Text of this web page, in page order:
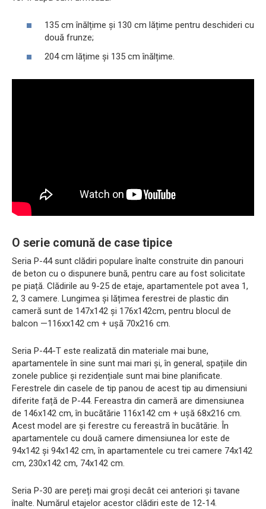
135 cm înălțime și 130 cm lățime pentru deschideri cu
două frunze;
204 cm lățime și 135 cm înălțime.
O serie comună de case tipice
Seria P-44 sunt clădiri populare înalte construite din panouri
de beton cu o dispunere bună, pentru care au fost solicitate
pe piață. Clădirile au 9-25 de etaje, apartamentele pot avea 1,
2, 3 camere. Lungimea și lățimea ferestrei de plastic din
cameră sunt de 147x142 și 176x142cm, pentru blocul de
balcon —116xx142 cm + ușă 70x216 cm.
Seria P-44-T este realizată din materiale mai bune,
apartamentele în sine sunt mai mari și, în general, spațiile din
zonele publice și rezidențiale sunt mai bine planificate.
Ferestrele din casele de tip panou de acest tip au dimensiuni
diferite față de P-44. Fereastra din cameră are dimensiunea
de 146x142 cm, în bucătărie 116x142 cm + ușă 68x216 cm.
Acest model are și ferestre cu fereastră în bucătărie. În
apartamentele cu două camere dimensiunea lor este de
94x142 și 94x142 cm, în apartamentele cu trei camere 74x142
cm, 230x142 cm, 74x142 cm.
Seria P-30 are pereți mai groși decât cei anteriori și tavane
înalte. Numărul etajelor acestor clădiri este de 12-14.